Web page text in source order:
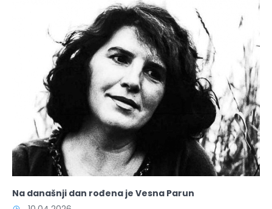
Na današnji dan rođena je Vesna Parun